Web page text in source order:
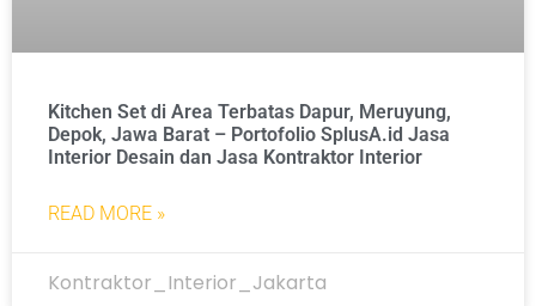
Kitchen Set di Area Terbatas Dapur, Meruyung,
Depok, Jawa Barat – Portofolio SplusA.id Jasa
Interior Desain dan Jasa Kontraktor Interior
READ MORE »
Kontraktor_Interior_Jakarta